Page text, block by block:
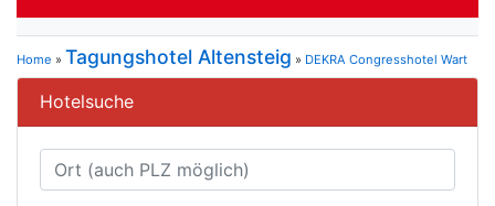
Home » Tagungshotel Altensteig » DEKRA Congresshotel Wart
Hotelsuche